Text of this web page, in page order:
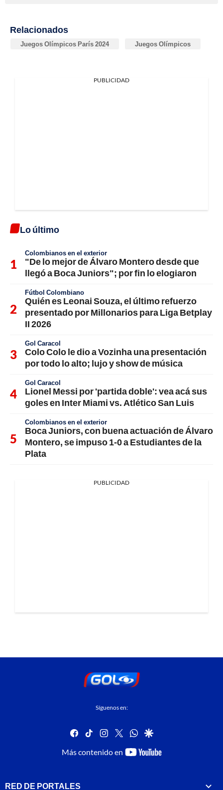
Relacionados
Juegos Olímpicos París 2024 Juegos Olímpicos
PUBLICIDAD
Lo último
Colombianos en el exterior
"De lo mejor de Álvaro Montero desde que
llegó a Boca Juniors"; por fin lo elogiaron
Fútbol Colombiano
Quién es Leonai Souza, el último refuerzo
presentado por Millonarios para Liga Betplay
II 2026
Gol Caracol
Colo Colo le dio a Vozinha una presentación
por todo lo alto; lujo y show de música
Gol Caracol
Lionel Messi por 'partida doble': vea acá sus
goles en Inter Miami vs. Atlético San Luis
Colombianos en el exterior
Boca Juniors, con buena actuación de Álvaro
Montero, se impuso 1-0 a Estudiantes de la
Plata
PUBLICIDAD
Síguenos en:
facebook
tiktok instagram
twitterwhatsapp
google
Más contenido en
youtube-
RED DE PORTALES